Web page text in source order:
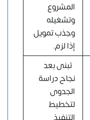
المشروع
وتشغيله
وجذب تمويل
إذا لزم.
تبنى بعد
نجاح دراسة
الجدوى
لتخطيط
التنفيذ